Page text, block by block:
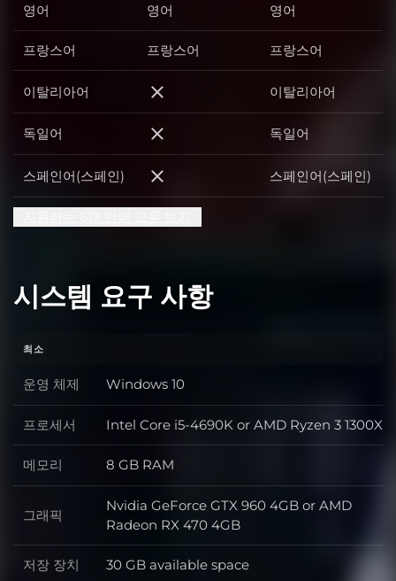
영어 영어 영어
프랑스어 프랑스어 프랑스어
이탈리아어 이탈리아어 이탈리아어
독일어 독일어 독일어
스페인어(스페인) 스페인어(스페인) 스페인어(스페인)
시스템 요구 사항
최소
운영 체제 운영 체제
Windows 10
프로세서 프로세서
Intel Core i5-4690K or AMD Ryzen 3 1300X
메모리 메모리
8 GB RAM
그래픽 그래픽
Nvidia GeForce GTX 960 4GB or AMD
Radeon RX 470 4GB
저장 장치 저장 장치
30 GB available space